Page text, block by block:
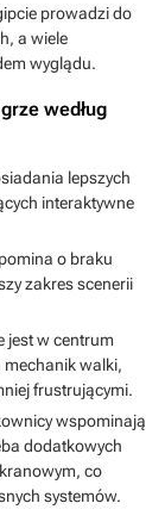
większej
jak pnącza czy
nowość,
otwieranie drzwi
Czwórka
templariuszami
oraz
ale Core
bo postawili
musimy
zagadki w
i Shadow man z
poziomów
strony
mając większe
nowego
jest
po tych samych
przyjemne co
man i Soul
prowadzi do
a wiele
wyglądu.
według
lepszych
interaktywne
o braku
zakres scenerii
jest w centrum
mechanik walki,
frustrującymi.
wspominają
dodatkowych
co
systemów.